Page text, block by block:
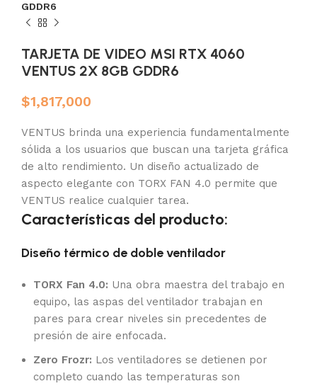
GDDR6
TARJETA DE VIDEO MSI RTX 4060
VENTUS 2X 8GB GDDR6
$1,817,000
VENTUS brinda una experiencia fundamentalmente
sólida a los usuarios que buscan una tarjeta gráfica
de alto rendimiento. Un diseño actualizado de
aspecto elegante con TORX FAN 4.0 permite que
VENTUS realice cualquier tarea.
Características del producto:
Diseño térmico de doble ventilador
TORX Fan 4.0: Una obra maestra del trabajo en
equipo, las aspas del ventilador trabajan en
pares para crear niveles sin precedentes de
presión de aire enfocada.
Zero Frozr: Los ventiladores se detienen por
completo cuando las temperaturas son